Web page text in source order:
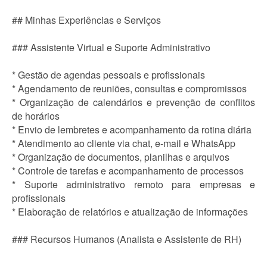
## Minhas Experiências e Serviços
### Assistente Virtual e Suporte Administrativo
* Gestão de agendas pessoais e profissionais
* Agendamento de reuniões, consultas e compromissos
* Organização de calendários e prevenção de conflitos
de horários
* Envio de lembretes e acompanhamento da rotina diária
* Atendimento ao cliente via chat, e-mail e WhatsApp
* Organização de documentos, planilhas e arquivos
* Controle de tarefas e acompanhamento de processos
* Suporte administrativo remoto para empresas e
profissionais
* Elaboração de relatórios e atualização de informações
### Recursos Humanos (Analista e Assistente de RH)